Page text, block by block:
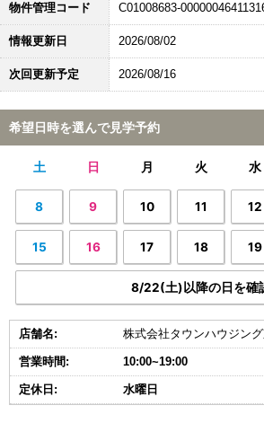
物件管理コード C01008683-
情報更新日 2026/08/02
次回更新予定 2026/08/16
希望日時を選んで見学予約
土 日 月 火 水
8 9 10 11 12
15 16 17 18 19
8/22(土)以降の日を確
店舗名: 株式会社タウンハウジン
営業時間: 10:00~19:00
定休日: 水曜日